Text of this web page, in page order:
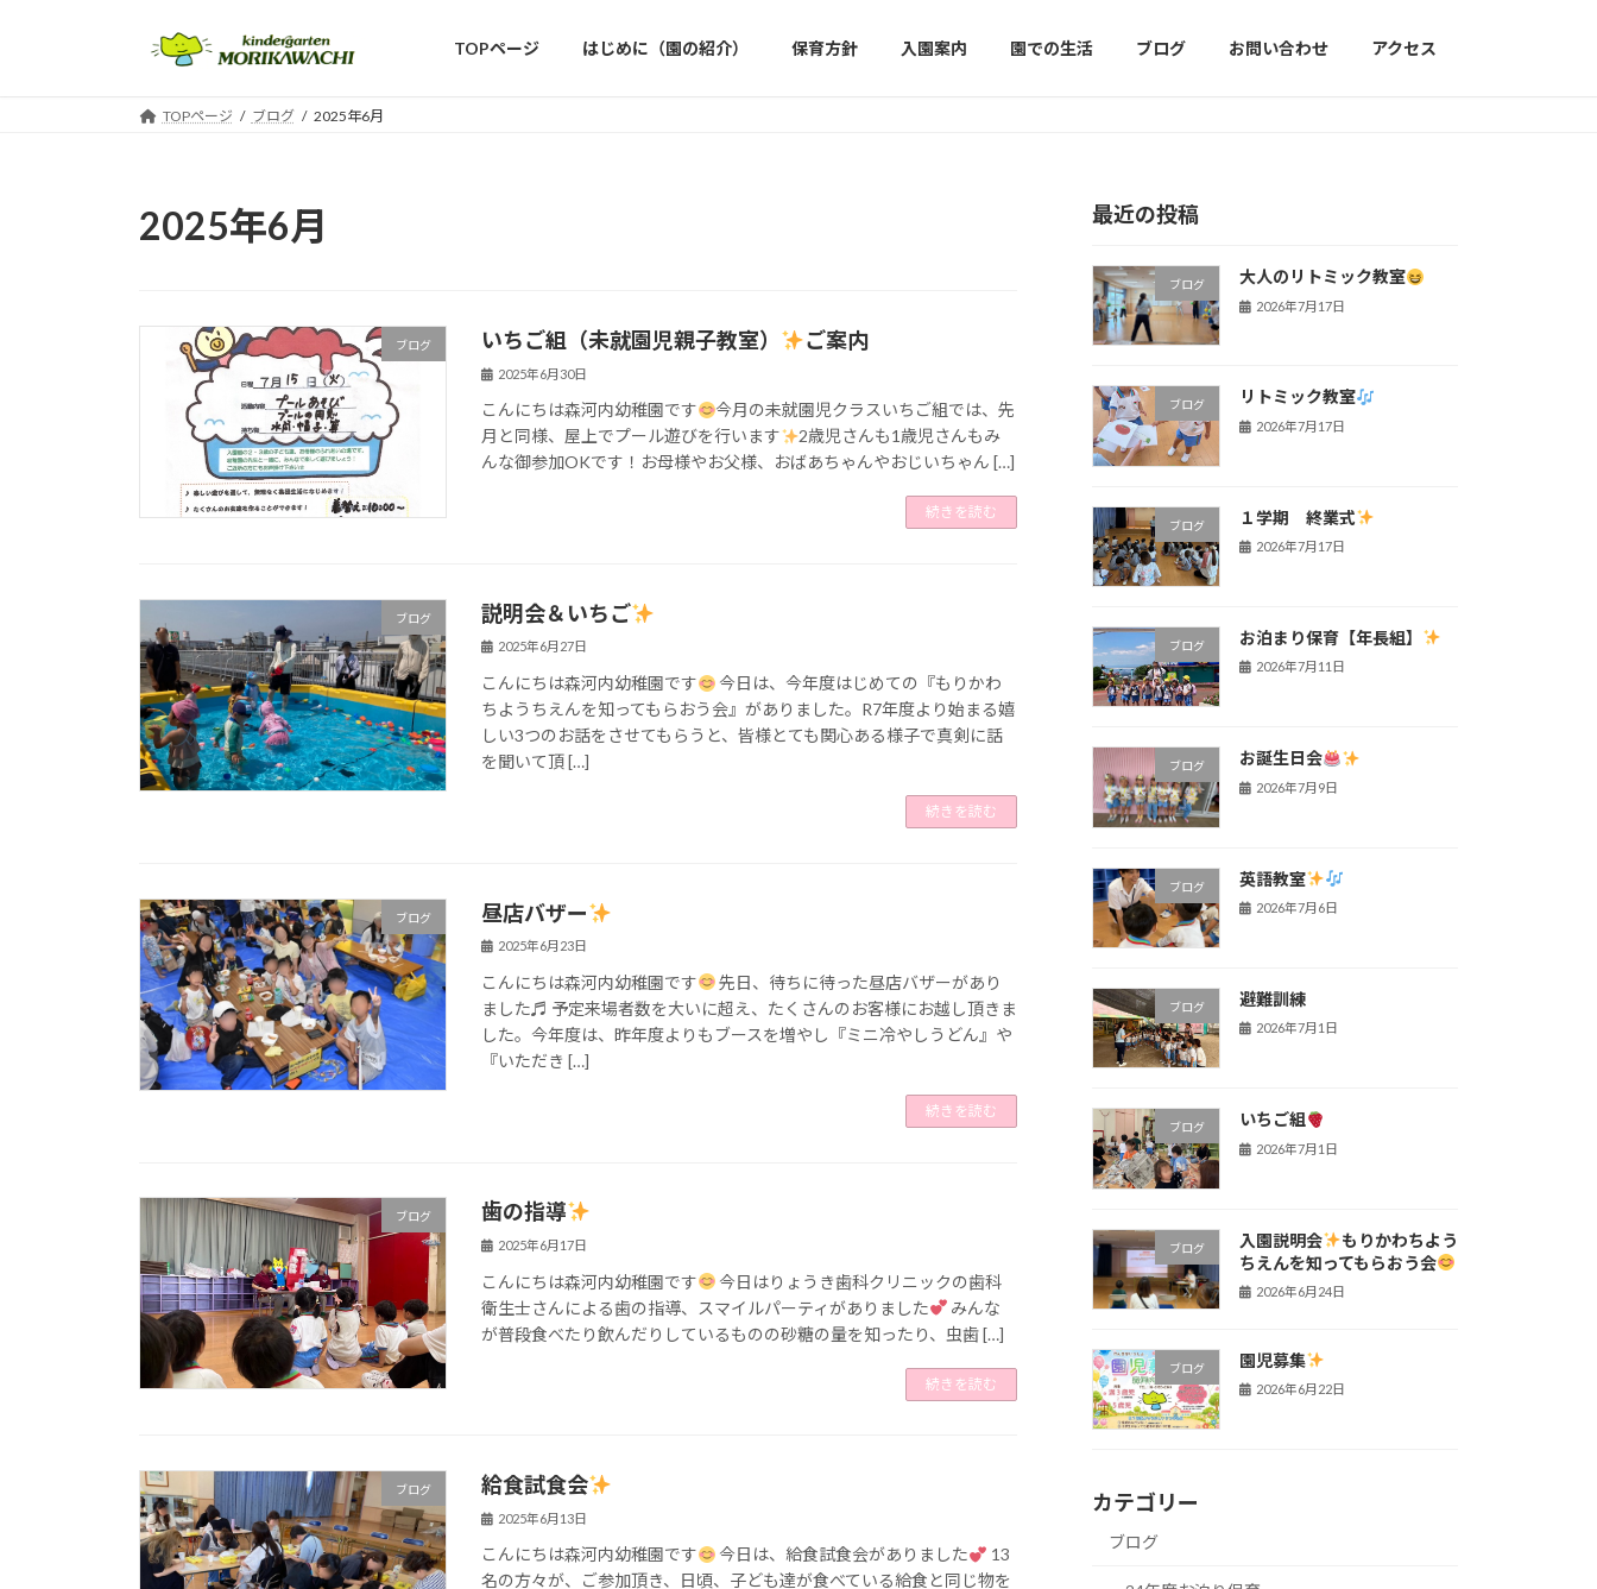
TOPページ はじめに（園の紹介） 保育方針 入園案内 園での生活 ブログ お問い合わせ アクセス
TOPページ ブログ 2025年6月
2025年6月
ブログ いちご組（未就園児親子教室） ご案内
2025年6月30日
こんにちは森河内幼稚園です
今月の未就園児クラスいちご組では、先
月と同様、屋上でプール遊びを行います
2歳児さんも1歳児さんもみ
んな御参加OKです！お母様やお父様、おばあちゃんやおじいちゃん […]
続きを読む
ブログ 説明会＆いちご
2025年6月27日
こんにちは森河内幼稚園です
今日は、今年度はじめての『もりかわ
ちようちえんを知ってもらおう会』がありました。R7年度より始まる嬉
しい3つのお話をさせてもらうと、皆様とても関心ある様子で真剣に話
を聞いて頂 […]
続きを読む
ブログ 昼店バザー
2025年6月23日
こんにちは森河内幼稚園です
先日、待ちに待った昼店バザーがあり
ました♬ 予定来場者数を大いに超え、たくさんのお客様にお越し頂きま
した。今年度は、昨年度よりもブースを増やし『ミニ冷やしうどん』や
『いただき […]
続きを読む
ブログ 歯の指導
2025年6月17日
こんにちは森河内幼稚園です
今日はりょうき歯科クリニックの歯科
衛生士さんによる歯の指導、スマイルパーティがありました
みんな
が普段食べたり飲んだりしているものの砂糖の量を知ったり、虫歯 […]
続きを読む
ブログ 給食試食会
2025年6月13日
こんにちは森河内幼稚園です 今日は、給食試食会がありました
13
名の方々が、ご参加頂き、日頃、子ども達が食べている給食と同じ物を
最近の投稿
ブログ 大人のリトミック教室
2026年7月17日
ブログ リトミック教室
2026年7月17日
ブログ １学期 終業式
2026年7月17日
ブログ お泊まり保育【年長組】
2026年7月11日
ブログ お誕生日会
2026年7月9日
ブログ 英語教室
2026年7月6日
ブログ 避難訓練
2026年7月1日
ブログ いちご組
2026年7月1日
ブログ 入園説明会
もりかわちよう
ちえんを知ってもらおう会
2026年6月24日
ブログ 園児募集
2026年6月22日
カテゴリー
ブログ